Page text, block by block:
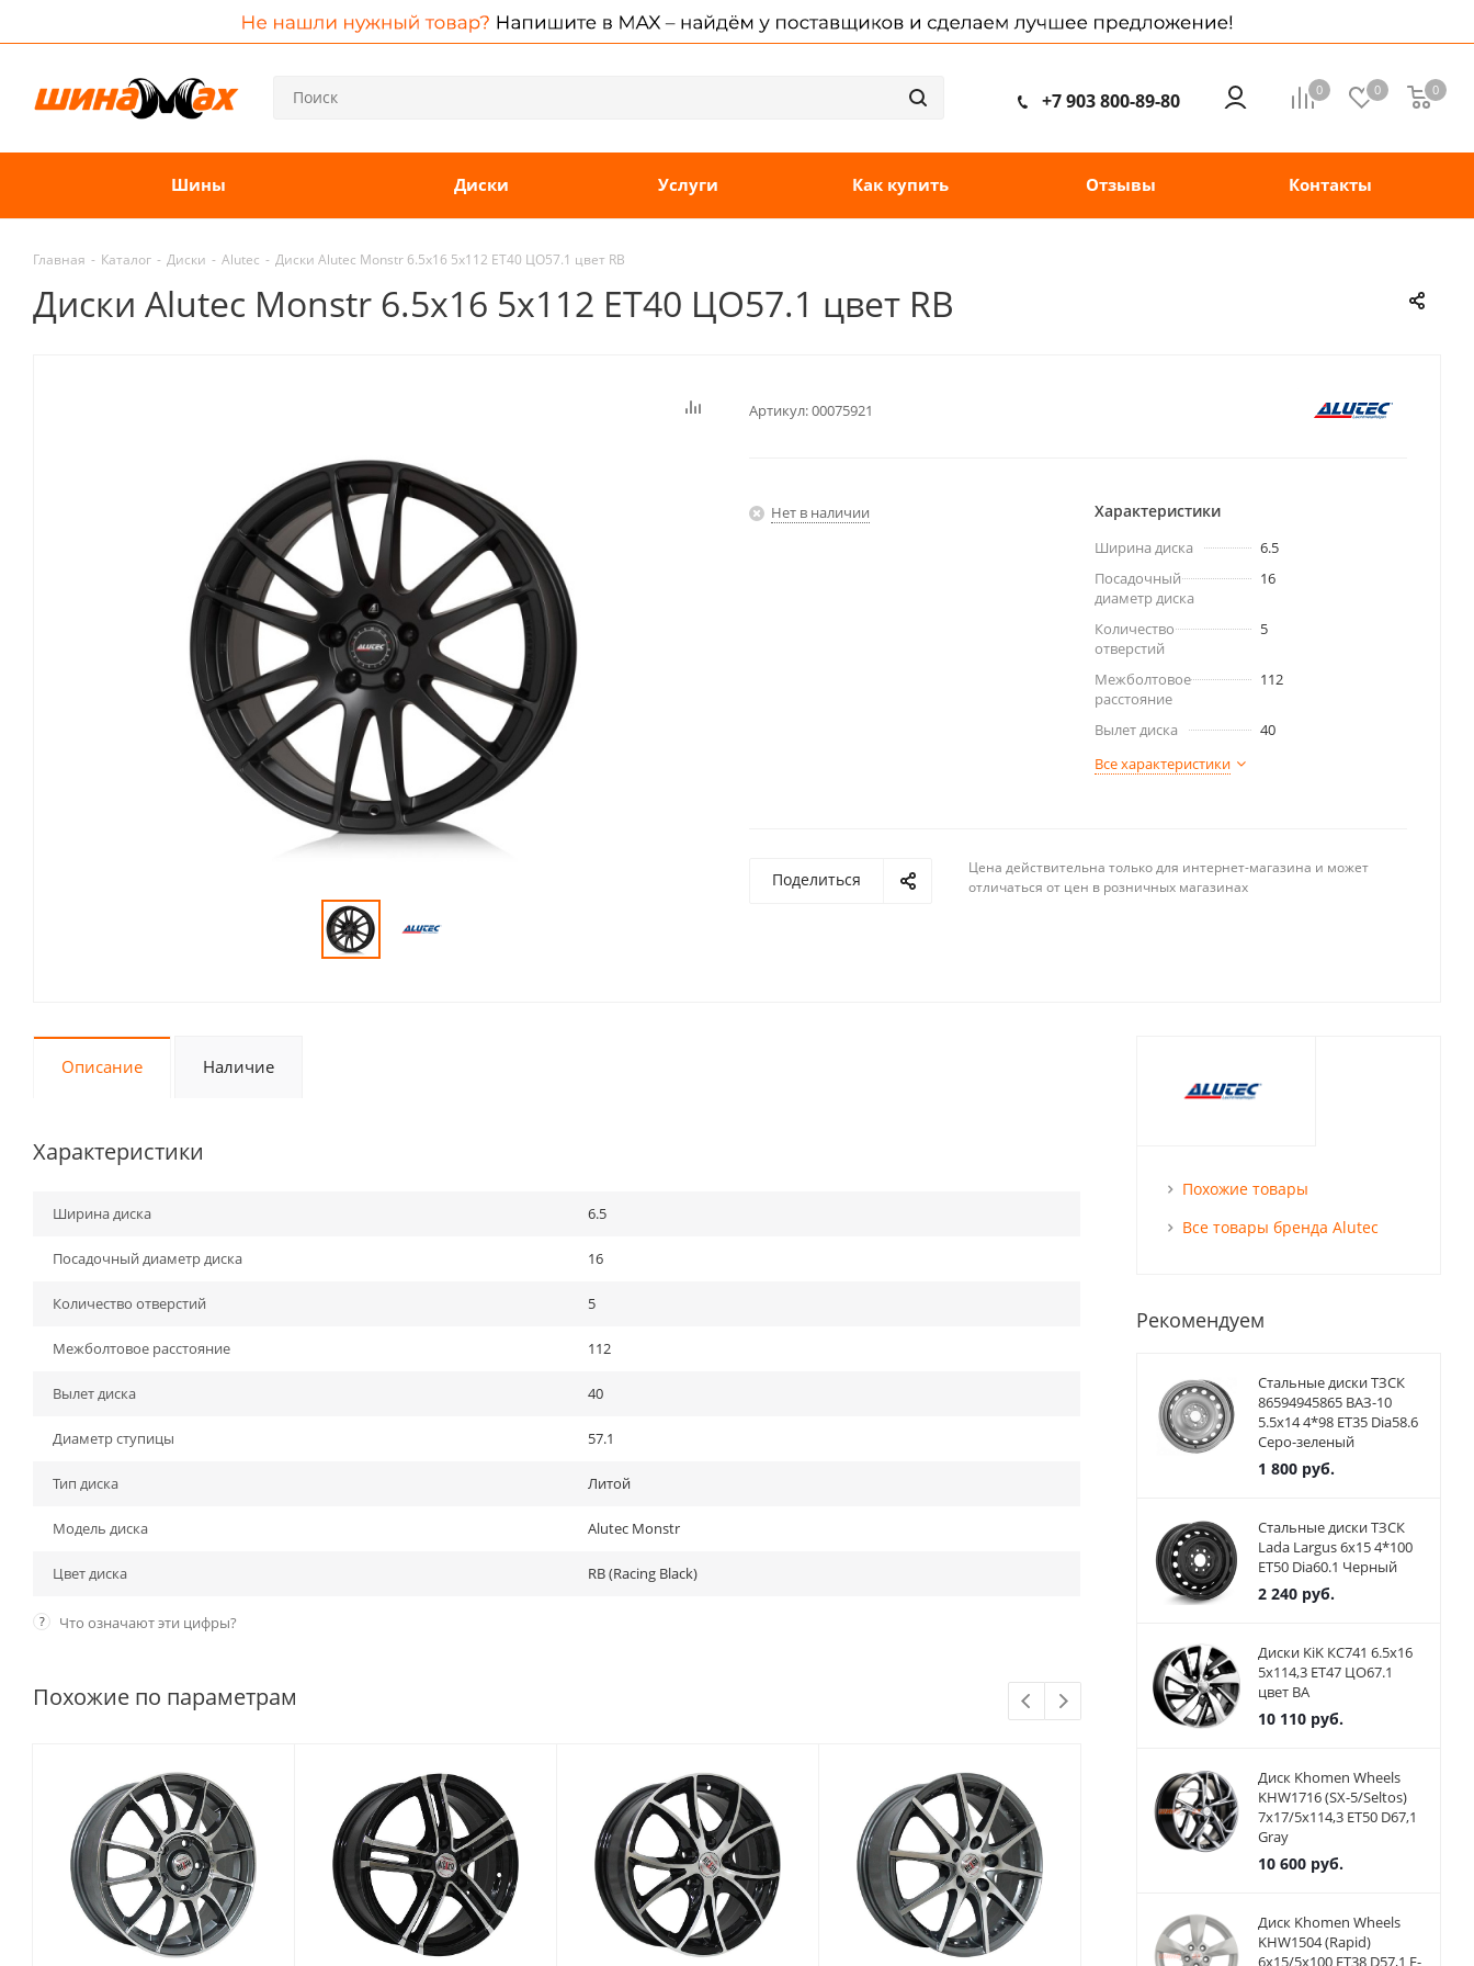
0 0 0
+7 903 800-89-80
Шины Диски Услуги Как купить Отзывы Контакты
Главная - Каталог - Диски - Alutec - Диски Alutec Monstr 6.5x16 5x112 ET40 ЦО57.1 цвет RB
Диски Alutec Monstr 6.5x16 5x112 ET40 ЦО57.1 цвет RB
Артикул:00075921
Нет в наличии Характеристики
Ширина диска
6.5
Посадочный
диаметр диска
16
Количество
отверстий
5
Межболтовое
расстояние
112
Вылет диска
40
Все характеристики
Поделиться
Цена действительна только для интернет-магазина и может
отличаться от цен в розничных магазинах
Описание Наличие
Характеристики
Ширина диска 6.5
Посадочный диаметр диска 16
Количество отверстий 5
Межболтовое расстояние 112
Вылет диска 40
Диаметр ступицы 57.1
Тип диска Литой
Модель диска Alutec Monstr
Цвет диска RB (Racing Black)
? Что означают эти цифры?
Похожие по параметрам
Похожие товары
Все товары бренда Alutec
Рекомендуем
Стальные диски ТЗСК
86594945865 ВАЗ-10
5.5x14 4*98 ET35 Dia58.6
Серо-зеленый
1 800руб.
Стальные диски ТЗСК
Lada Largus 6x15 4*100
ET50 Dia60.1 Черный
2 240руб.
Диски KiK КС741 6.5x16
5x114,3 ET47 ЦО67.1
цвет BA
10 110руб.
Диск Khomen Wheels
KHW1716 (SX-5/Seltos)
7x17/5x114,3 ET50 D67,1
Gray
10 600руб.
Диск Khomen Wheels
KHW1504 (Rapid)
6x15/5x100 ET38 D57,1 F-